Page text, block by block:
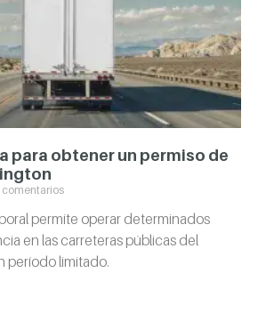
para obtener un permiso de
comentarios
permite operar determinados
en las carreteras públicas del
período limitado.